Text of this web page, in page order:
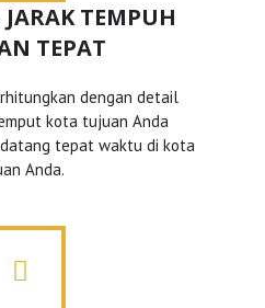
TEMPUH
TEPAT
dengan detail
kota tujuan Anda
tepat waktu di kota
Anda.